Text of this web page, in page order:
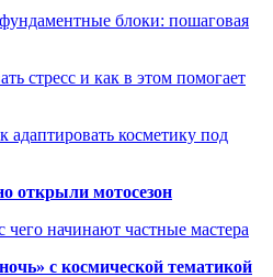
блоки: пошаговая
стресс и как в этом помогает
адаптировать косметику под
открыли мотосезон
начинают частные мастера
с космической тематикой